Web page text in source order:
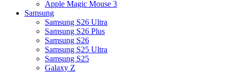
Apple Magic Mouse 3
Samsung
Samsung S26 Ultra
Samsung S26 Plus
Samsung S26
Samsung S25 Ultra
Samsung S25
Galaxy Z